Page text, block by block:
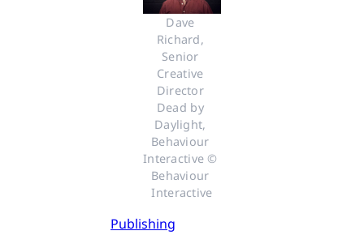
Dave
Richard,
Senior
Creative
Director
Dead by
Daylight,
Behaviour
Interactive ©
Behaviour
Interactive
Publishing